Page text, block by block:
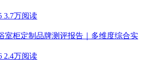
3.7万阅读
室柜定制品牌测评报告｜多维度综合实
2.4万阅读